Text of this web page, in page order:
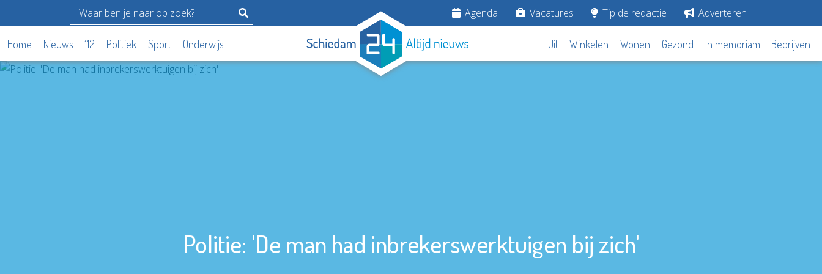
Agenda Vacatures Tip de redactie Adverteren
Home Nieuws 112 Politiek Sport Onderwijs Uit Winkelen Wonen Gezond In memoriam Bedrijven
Politie: 'De man had inbrekerswerktuigen bij zich'